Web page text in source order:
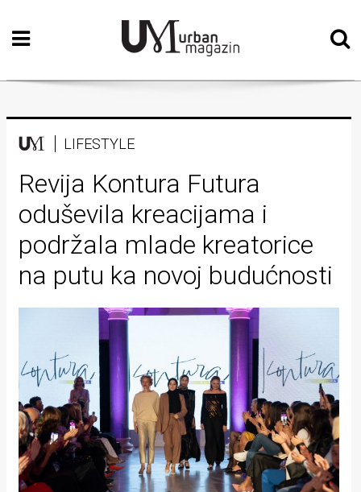
Početna
Vizualne
Teatar
Književnost
Muzika
Film
Intervju
Kolumne
Lifestyle
Beauty
Fashion
Zdravlje
LIFESTYLE
Revija Kontura Futura
oduševila kreacijama i
podržala mlade kreatorice
na putu ka novoj budućnosti